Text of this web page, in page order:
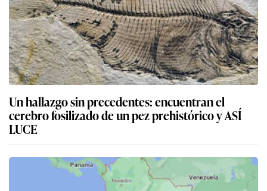
Un hallazgo sin precedentes: encuentran el
cerebro fosilizado de un pez prehistórico y ASÍ
LUCE